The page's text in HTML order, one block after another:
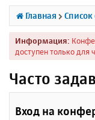
ы
л
к
Главная
Информация:
доступен только для
Часто
Вход на